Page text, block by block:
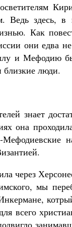
Ведь здесь,
Как
они едва
и Мефодию
близкие люди.
знает
она
через
мы
всего